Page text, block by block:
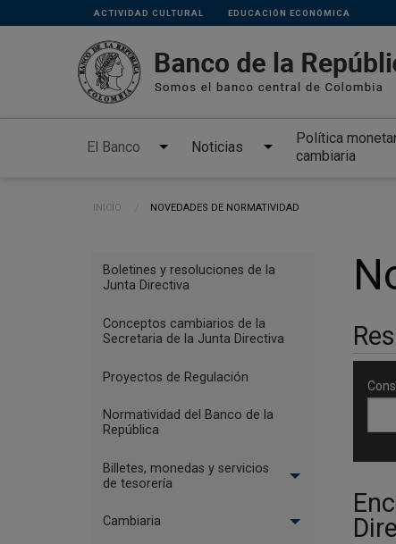
Pasar al contenido principal
Links
secundarios
ACTIVIDAD CULTURAL EDUCACIÓN ECONÓMICA
El Banco Noticias
Política
cambiaria
Ruta de navegación
INICIO CURRENT:
NOVEDADES DE NORMATIVIDAD
Menu
Reglamentación
Boletines y resoluciones de la
Junta Directiva
Conceptos cambiarios de la
Secretaria de la Junta Directiva
Proyectos de Regulación
Normatividad del Banco de la
República
Billetes, monedas y servicios
de tesorería
Cambiaria